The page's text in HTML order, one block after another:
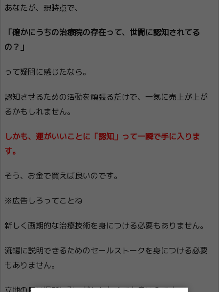
あなたが、現時点で、
「確かにうちの治療院の存在って、世間に認知されてる
の？」
って疑問に感じたなら。
認知させるための活動を頑張るだけで、一気に売上が上が
るかもしれません。
しかも、運がいいことに「認知」って一瞬で手に入りま
す。
そう、お金で買えば良いのです。
※広告しろってことね
新しく画期的な治療技術を身につける必要もありません。
流暢に説明できるためのセールストークを身につける必要
もありません。
立地の良い場所に引っ越ししなくても良いのです。